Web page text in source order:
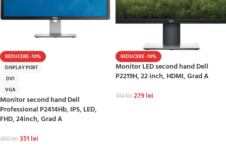
REDUCERE -10%
DISPLAY PORT
DVI
VGA
Monitor second hand Dell
Professional P2414Hb, IPS, LED,
FHD, 24inch, Grad A
390lei351 lei
REDUCERE -10%
Monitor LED second hand Dell
P2219H, 22 inch, HDMI, Grad A
310lei279lei